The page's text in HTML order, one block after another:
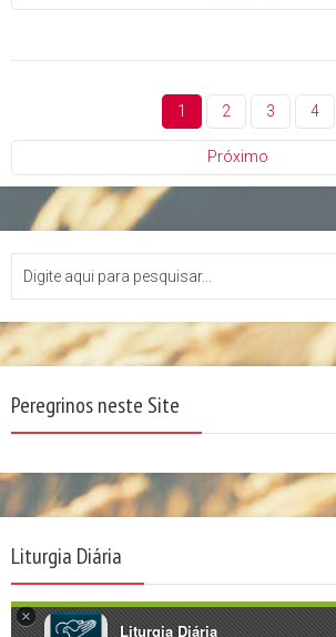
1 2 3 4
Próximo
Peregrinos neste Site
Liturgia Diária